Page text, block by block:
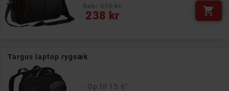
238 kr
Pris 
Targus laptop rygsæk
- Op til 15.6"